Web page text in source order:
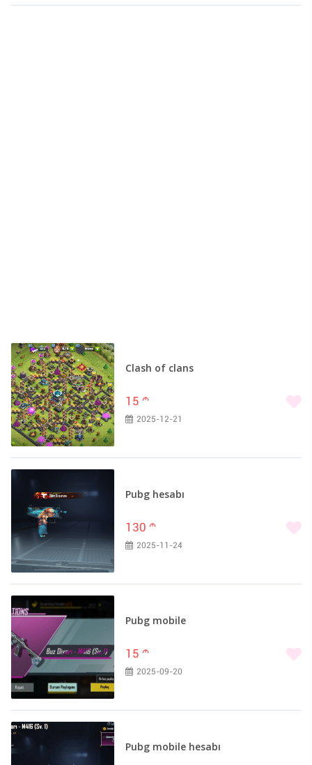
Clash of clans
15 m
2025-12-21
Pubg hesabı
130 m
2025-11-24
Pubg mobile
15 m
2025-09-20
Pubg mobile hesabı